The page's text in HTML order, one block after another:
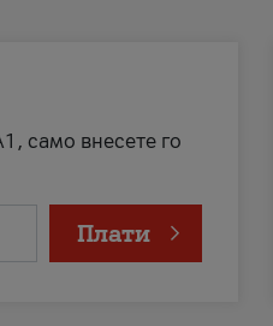
само внесете го
Плати